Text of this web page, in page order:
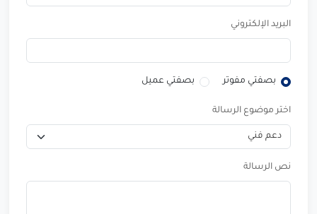
البريد الإلكتروني
بصفتي مفوتر بصفتي عميل
اختر موضوع الرسالة
نص الرسالة